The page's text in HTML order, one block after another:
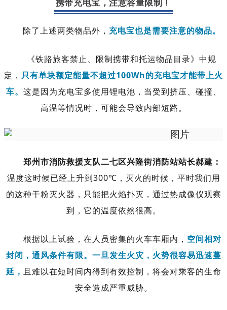
除了上述两类物品外， 充电宝也是需要注意的物品。
《铁路旅客禁止、限制携带和托运物品目录》中规
定， 只有单块额定能量不超过100Wh的充电宝才能带上火
车。 这是因为充电宝多使用锂电池，当受到挤压、碰撞、
高温等情况时，可能会导致内部短路。
郑州市消防救援支队二七区兴隆街消防站站长郝建：
温度这时候已经上升到300℃，灭火的时候，平时我们用
的这种干粉灭火器，只能把火焰扑灭，通过热成像仪观察
到，它的温度依然很高。
根据以上试验，在人员密集的火车车厢内， 空间相对
封闭，通风条件有限。一旦发生火灾，火势很容易迅速蔓
延， 且难以在短时间内得到有效控制，将会对乘客的生命
安全造成严重威胁。